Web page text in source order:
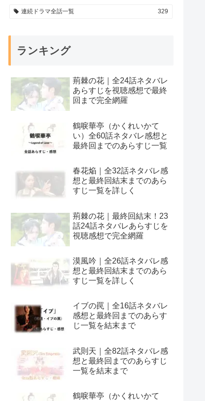
連続ドラマ全話一覧 329
ランキング
荊棘の花｜全24話ネタバレ
あらすじを視聴感想で最終
回まで完全網羅
鶴唳華亭（かくれいかて
い）全60話ネタバレ感想と
最終回までのあらすじ一覧
春花焔｜全32話ネタバレ感
想と最終回結末までのあら
すじ一覧を詳しく
荊棘の花｜最終回結末！23
話24話ネタバレあらすじを
視聴感想で完全網羅
漠風吟｜全26話ネタバレ感
想と最終回結末までのあら
すじ一覧を詳しく
イブの罠｜全16話ネタバレ
感想と最終回までのあらす
じ一覧を結末まで
武則天｜全82話ネタバレ感
想と最終回までのあらすじ
一覧を結末まで
鶴唳華亭（かくれいかて